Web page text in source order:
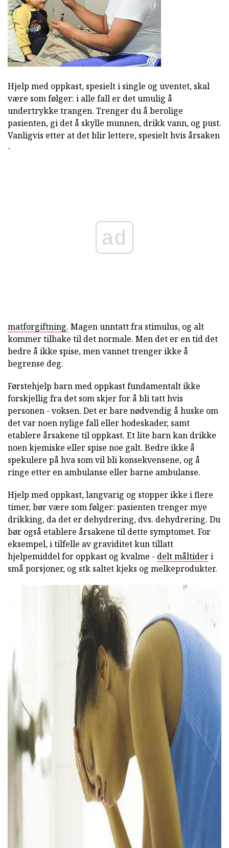
Hjelp med oppkast, spesielt i single og uventet, skal
være som følger: i alle fall er det umulig å
undertrykke trangen. Trenger du å berolige
pasienten, gi det å skylle munnen, drikk vann, og pust.
Vanligvis etter at det blir lettere, spesielt hvis årsaken
-
ad
matforgiftning. Magen unntatt fra stimulus, og alt
kommer tilbake til det normale. Men det er en tid det
bedre å ikke spise, men vannet trenger ikke å
begrense deg.
Førstehjelp barn med oppkast fundamentalt ikke
forskjellig fra det som skjer for å bli tatt hvis
personen - voksen. Det er bare nødvendig å huske om
det var noen nylige fall eller hodeskader, samt
etablere årsakene til oppkast. Et lite barn kan drikke
noen kjemiske eller spise noe galt. Bedre ikke å
spekulere på hva som vil bli konsekvensene, og å
ringe etter en ambulanse eller barne ambulanse.
Hjelp med oppkast, langvarig og stopper ikke i flere
timer, bør være som følger: pasienten trenger mye
drikking, da det er dehydrering, dvs. dehydrering. Du
bør også etablere årsakene til dette symptomet. For
eksempel, i tilfelle av graviditet kun tillatt
hjelpemiddel for oppkast og kvalme - delt måltideri
små porsjoner, og stk saltet kjeks og melkeprodukter.